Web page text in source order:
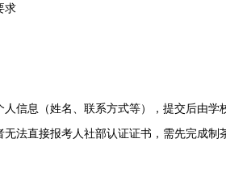
求
人信息（姓名、联系方式等），提交后由学
无法直接报考人社部认证证书，需先完成制